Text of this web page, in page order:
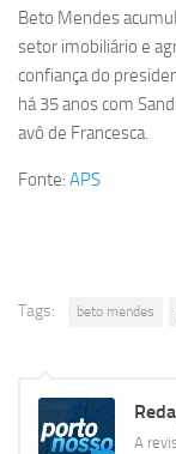
Beto Mendes
setor imobiliário e
confiança do
há 35 anos com
avô de Francesca.
Fonte: APS
Tags: beto mendes
A